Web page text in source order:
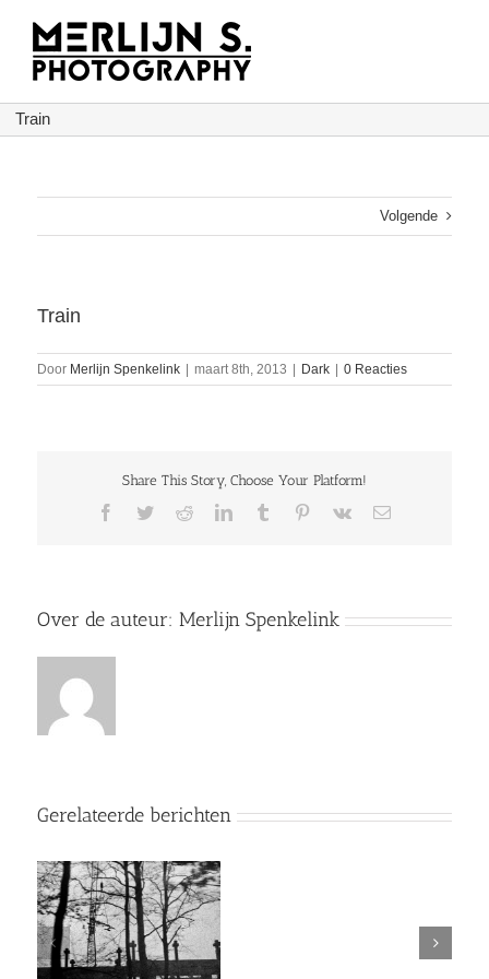
inhoud
Train
Volgende
Train
Door Merlijn Spenkelink maart 8th, 2013 Dark 0 Reacties
Share This Story, Choose Your Platform!
Facebook
TwitterRedditLinkedInTumblr Pinterest
Vk
E-
Over de auteur: Merlijn Spenkelink
Gerelateerde berichten